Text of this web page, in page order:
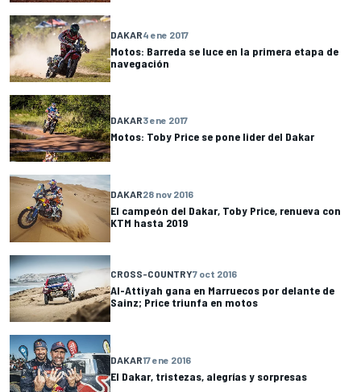
DAKAR4 ene 2017
Motos: Barreda se luce en la primera etapa de
navegación
DAKAR3 ene 2017
Motos: Toby Price se pone lider del Dakar
DAKAR28 nov 2016
El campeón del Dakar, Toby Price, renueva con
KTM hasta 2019
CROSS-COUNTRY7 oct 2016
Al-Attiyah gana en Marruecos por delante de
Sainz; Price triunfa en motos
DAKAR17 ene 2016
El Dakar, tristezas, alegrías y sorpresas